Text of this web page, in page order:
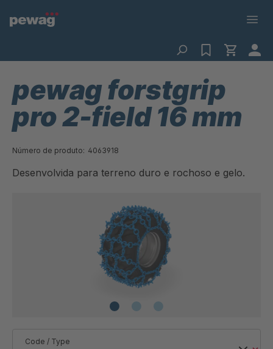
pewag forstgrip
pro 2-field 16 mm
Número de produto: 4063918
Desenvolvida para terreno duro e rochoso e gelo.
Code / Type